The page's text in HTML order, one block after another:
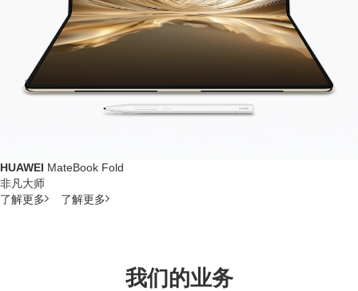
HUAWEI MateBook Fold
非凡大师
了解更多
了解更多
我们的业务